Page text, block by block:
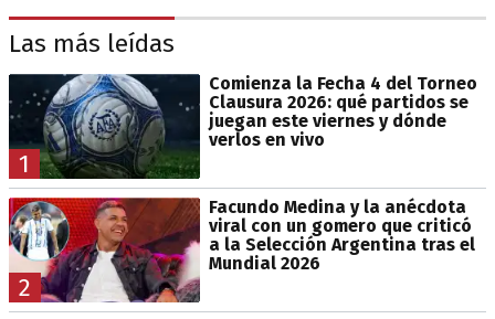
Las más leídas
1
Comienza la Fecha 4 del Torneo
Clausura 2026: qué partidos se
juegan este viernes y dónde
verlos en vivo
2
Facundo Medina y la anécdota
viral con un gomero que criticó
a la Selección Argentina tras el
Mundial 2026